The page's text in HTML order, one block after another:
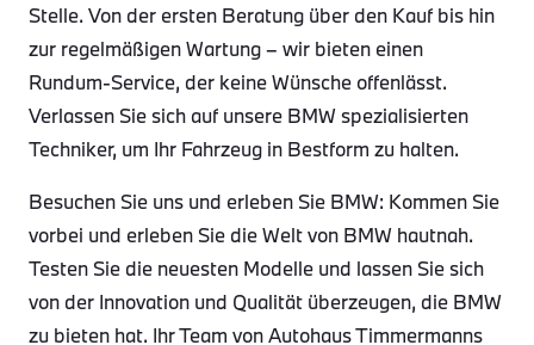
Stelle. Von der ersten Beratung über den Kauf bis hin
zur regelmäßigen Wartung – wir bieten einen
Rundum-Service, der keine Wünsche offenlässt.
Verlassen Sie sich auf unsere BMW spezialisierten
Techniker, um Ihr Fahrzeug in Bestform zu halten.
Besuchen Sie uns und erleben Sie BMW: Kommen Sie
vorbei und erleben Sie die Welt von BMW hautnah.
Testen Sie die neuesten Modelle und lassen Sie sich
von der Innovation und Qualität überzeugen, die BMW
zu bieten hat. Ihr Team von Autohaus Timmermanns